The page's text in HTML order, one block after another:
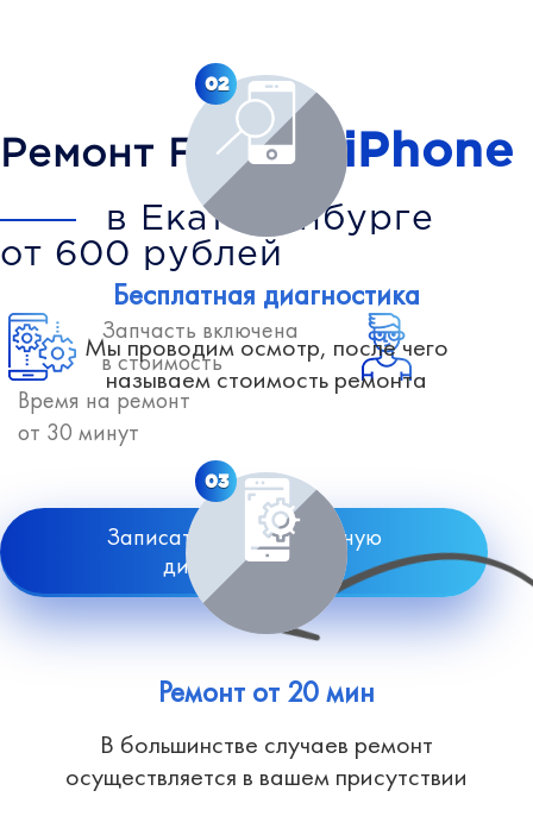
Ремонт Face ID iPhone
в Екатеринбурге
от 600 рублей
Запчасть включена
в стоимость
Время на ремонт
от 30 минут
Записаться на бесплатную
диагностику
02
Бесплатная диагностика
Мы проводим осмотр, после чего
называем стоимость ремонта
03
Ремонт от 20 мин
В большинстве случаев ремонт
осуществляется в вашем присутствии